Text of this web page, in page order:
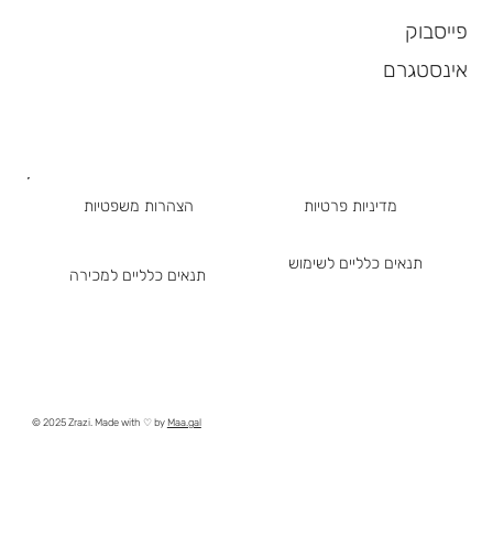
פייסבוק
אינסטגרם
מדיניות פרטיות
תנאים כלליים למכירה
תנאים כלליים לשימוש
הצהרות משפטיות
© 2025 Zrazi. Made with ♡ byMaa.gal